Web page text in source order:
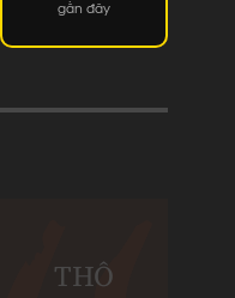
gần đây
THÔ